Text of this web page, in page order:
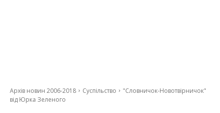
Архів новин 2006-2018 Суспільство
"Словничок-Новотвірничок"
від Юрка Зеленого